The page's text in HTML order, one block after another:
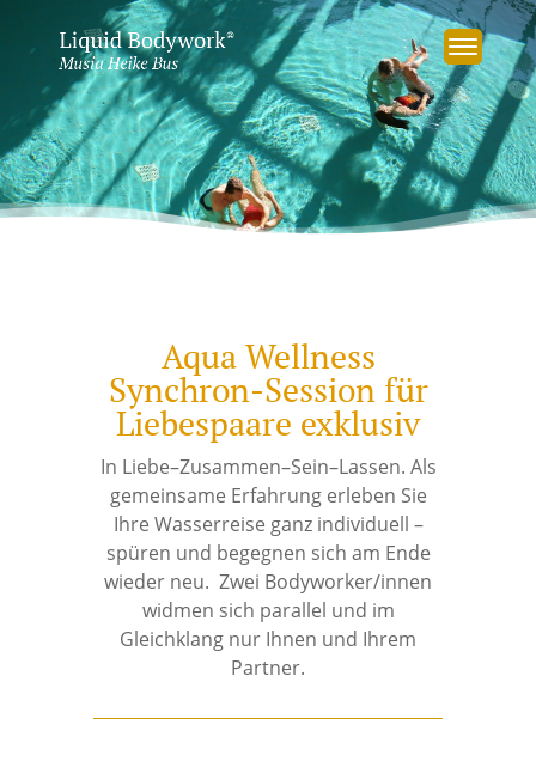
Aqua Wellness
Synchron-Session für
Liebespaare exklusiv
In Liebe–Zusammen–Sein–Lassen. Als
gemeinsame Erfahrung erleben Sie
Ihre Wasserreise ganz individuell –
spüren und begegnen sich am Ende
wieder neu. Zwei Bodyworker/innen
widmen sich parallel und im
Gleichklang nur Ihnen und Ihrem
Partner.